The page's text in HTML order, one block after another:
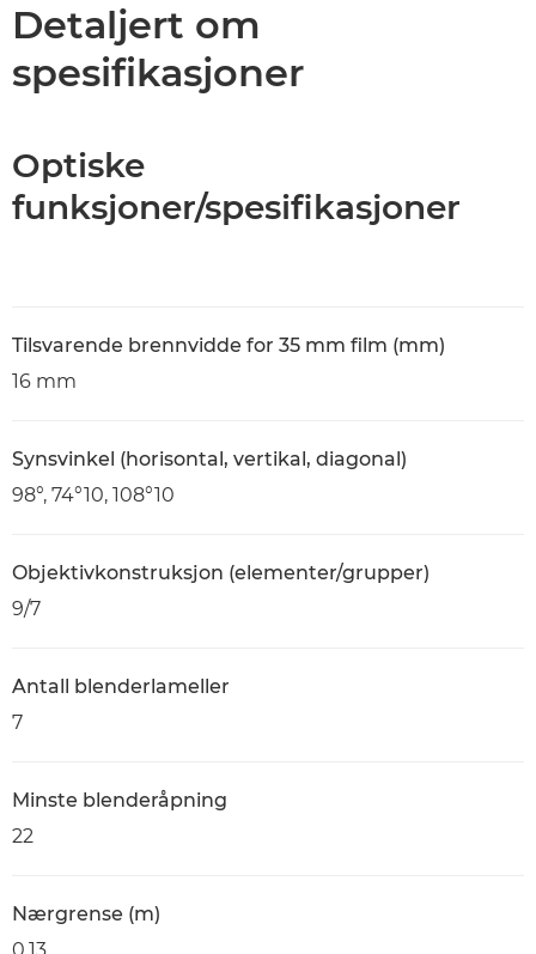
Detaljert om
spesifikasjoner
Optiske
funksjoner/spesifikasjoner
Tilsvarende brennvidde for 35 mm film (mm)
16 mm
Synsvinkel (horisontal, vertikal, diagonal)
98°, 74°10, 108°10
Objektivkonstruksjon (elementer/grupper)
9/7
Antall blenderlameller
7
Minste blenderåpning
22
Nærgrense (m)